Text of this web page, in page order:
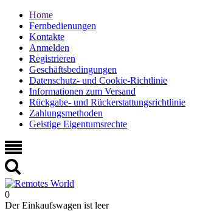
Home
Fernbedienungen
Kontakte
Anmelden
Registrieren
Geschäftsbedingungen
Datenschutz- und Cookie-Richtlinie
Informationen zum Versand
Rückgabe- und Rückerstattungsrichtlinie
Zahlungsmethoden
Geistige Eigentumsrechte
0
Der Einkaufswagen ist leer